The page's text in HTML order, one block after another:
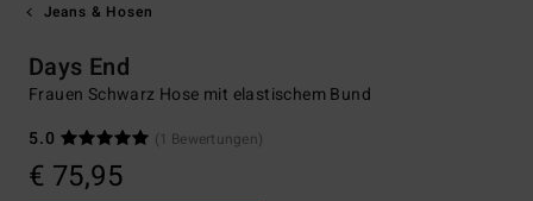
Jeans & Hosen
Days End
Frauen Schwarz Hose mit elastischem Bund
5.0
(1 Bewertungen)
€ 75,95